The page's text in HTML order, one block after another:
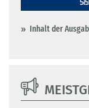
Inhalt der